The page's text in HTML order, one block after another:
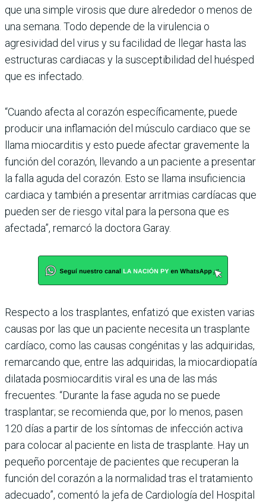
que una simple virosis que dure alrededor o menos de
una semana. Todo depende de la virulencia o
agresividad del virus y su facilidad de lle­gar hasta las
estructuras car­diacas y la susceptibilidad del huésped
que es infectado.
“Cuando afecta al corazón específicamente, puede
producir una inflamación del músculo cardiaco que se
llama miocarditis y esto puede afectar gravemente la
función del corazón, llevando a un paciente a presentar
la falla aguda del corazón. Esto se llama insuficiencia
car­diaca y también a presentar arritmias cardíacas que
pue­den ser de riesgo vital para la persona que es
afectada”, remarcó la doctora Garay.
Respecto a los trasplantes, enfatizó que existen varias
causas por las que un paciente necesita un trasplante
car­díaco, como las causas con­génitas y las adquiridas,
remarcando que, entre las adquiridas, la miocardio­patía
dilatada posmiocar­ditis viral es una de las más
frecuentes. “Durante la fase aguda no se puede
trasplan­tar; se recomienda que, por lo menos, pasen
120 días a partir de los síntomas de infección activa
para colocar al paciente en lista de trasplante. Hay un
pequeño porcentaje de pacien­tes que recuperan la
función del corazón a la normalidad tras el tratamiento
adecuado”, comentó la jefa de Cardiolo­gía del Hospital